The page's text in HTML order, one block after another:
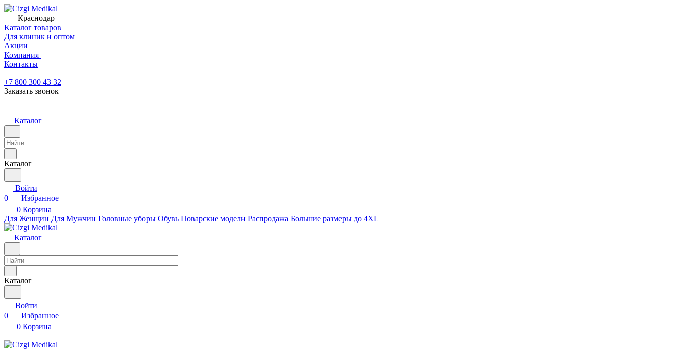
Краснодар
Каталог товаров
Для клиник и оптом
Акции
Компания
Контакты
+7 800 300 43 32
Заказать звонок
Каталог
Каталог
Войти
0
Избранное
0 Корзина
Для Женщин Для Мужчин Головные уборы Обувь Поварские модели Распродажа Большие размеры до 4XL
Каталог
Каталог
Войти
0
Избранное
0 Корзина